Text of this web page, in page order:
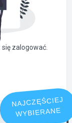
zalogować.
NAJCZĘŚCIEJ
WYBIERANE